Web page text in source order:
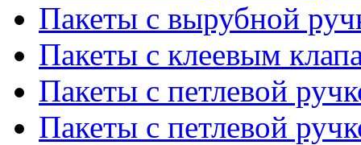
Пакеты с вырубной
Пакеты с клеевым
Пакеты с петлевой
Пакеты с петлевой